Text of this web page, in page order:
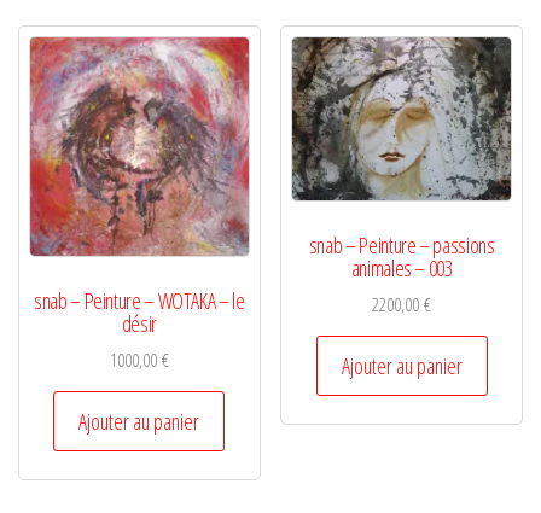
snab – Peinture – WOTAKA – le
désir
1000,00€
Ajouter au panier
snab – Peinture – passions
animales – 003
2200,00€
Ajouter au panier